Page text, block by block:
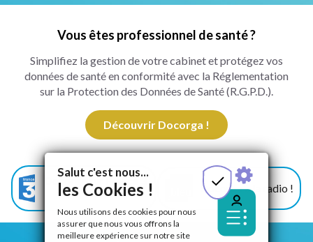
Vous êtes professionnel de santé ?
Simplifiez la gestion de votre cabinet et protégez vos
données de santé en conformité avec la Réglementation
sur la Protection des Données de Santé (R.G.P.D.).
Découvrir Docorga !
Docorga sur France 3
!
Docorga à la radio !
Salut c'est nous...
les Cookies !
Nous utilisons des cookies pour nous
assurer que nous vous offrons la
meilleure expérience sur notre site